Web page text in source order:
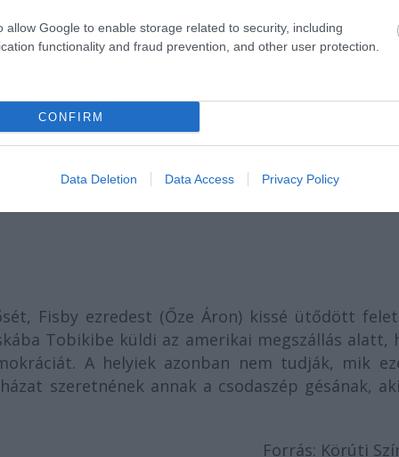
allow Google to enable storage related to security, including
functionality and fraud prevention, and other user protection.
CONFIRM
Data Deletion Data Access Privacy Policy
László, Juhász Illés/ Kőrösi Gábor, Sárosi
hétfő 19:00: Debrecen - Lovarda
Fisby ezredest (Őze Áron) kissé ütődött
Tobikibe küldi az amerikai megszállás alatt,
A helyiek azonban nem tudják, mik
szeretnének annak a csodaszép gésának,
Forrás: Körúti